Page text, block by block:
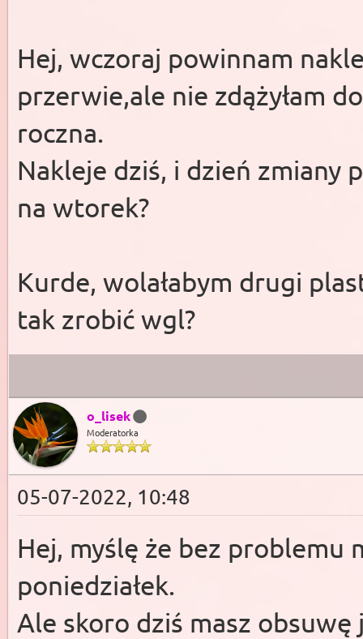
Hej, wczoraj powinnam
przerwie,ale nie zdążyłam
roczna.
Nakleje dziś, i dzień zmiany
na wtorek?
Kurde, wolałabym drugi
tak zrobić wgl?
o_lisek
Moderatorka
05-07-2022, 10:48
Hej, myślę że bez problemu
poniedziałek.
Ale skoro dziś masz